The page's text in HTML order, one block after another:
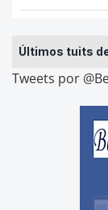
Últimos tuits
Tweets por